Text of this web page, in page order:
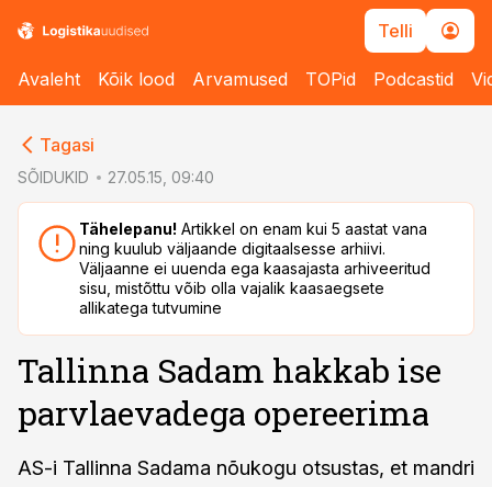
Telli
Avaleht Kõik lood Arvamused TOPid Podcastid
Tagasi
SÕIDUKID 27.05.15, 09:40
Tähelepanu! Artikkel on enam kui 5 aastat vana
ning kuulub väljaande digitaalsesse arhiivi.
Väljaanne ei uuenda ega kaasajasta arhiveeritud
sisu, mistõttu võib olla vajalik kaasaegsete
allikatega tutvumine
Tallinna Sadam hakkab ise
parvlaevadega opereerima
AS-i Tallinna Sadama nõukogu otsustas, et mandri